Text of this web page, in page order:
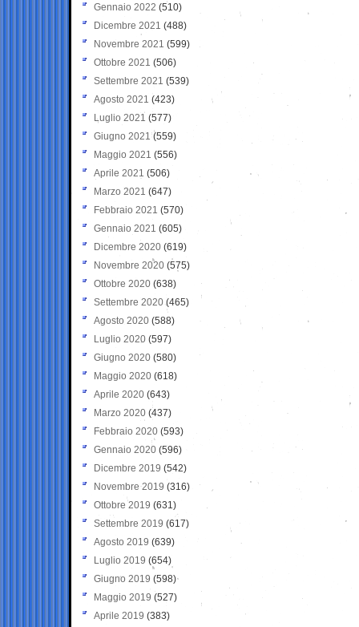
Gennaio 2022 (510)
Dicembre 2021 (488)
Novembre 2021 (599)
Ottobre 2021 (506)
Settembre 2021 (539)
Agosto 2021 (423)
Luglio 2021 (577)
Giugno 2021(559)
Maggio 2021 (556)
Aprile 2021 (506)
Marzo 2021 (647)
Febbraio 2021 (570)
Gennaio 2021 (605)
Dicembre 2020 (619)
Novembre 2020 (575)
Ottobre 2020 (638)
Settembre 2020(465)
Agosto 2020 (588)
Luglio 2020 (597)
Giugno 2020 (580)
Maggio 2020 (618)
Aprile 2020 (643)
Marzo 2020 (437)
Febbraio 2020 (593)
Gennaio 2020 (596)
Dicembre 2019 (542)
Novembre 2019 (316)
Ottobre 2019 (631)
Settembre 2019 (617)
Agosto 2019 (639)
Luglio 2019 (654)
Giugno 2019 (598)
Maggio 2019 (527)
Aprile 2019 (383)